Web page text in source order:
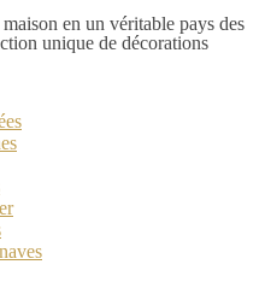
en un véritable pays des
unique de décorations